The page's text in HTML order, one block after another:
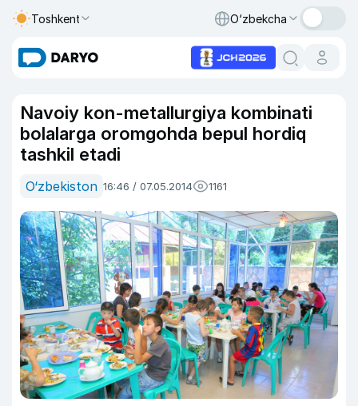
Toshkent O‘zbekcha
Navoiy kon-metallurgiya kombinati
bolalarga oromgohda bepul hordiq
tashkil etadi
O‘zbekiston 16:46 / 07.05.2014 1161